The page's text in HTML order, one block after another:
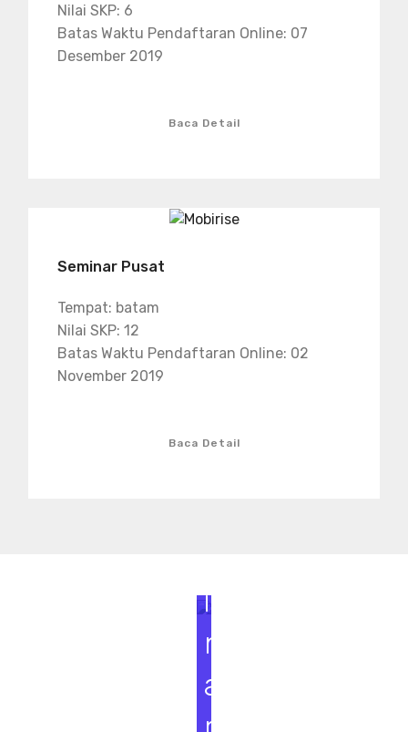
Nilai SKP: 6
Batas Waktu Pendaftaran Online: 07
Desember 2019
Baca Detail
Seminar Pusat
Tempat: batam
Nilai SKP: 12
Batas Waktu Pendaftaran Online: 02
November 2019
Baca Detail
i
n
a